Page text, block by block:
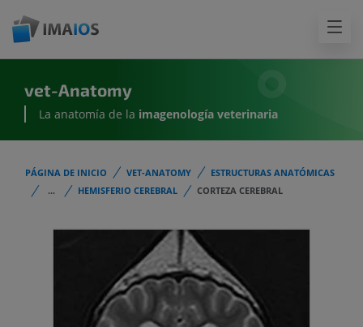
vet-Anatomy
La anatomía de la imagenología veterinaria
PÁGINA DE INICIO VET-ANATOMY
ESTRUCTURAS ANATÓMICAS
...
HEMISFERIO CEREBRAL CORTEZA CEREBRAL